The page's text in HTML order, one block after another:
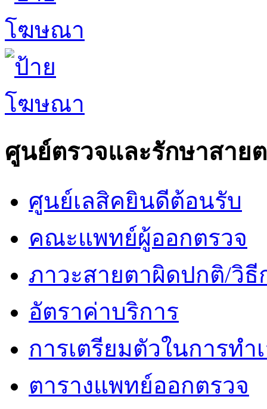
ศูนย์ตรวจและรักษาสาย
ศูนย์เลสิคยินดีต้อนรับ
คณะแพทย์ผู้ออกตรวจ
ภาวะสายตาผิดปกติ/วิธี
อัตราค่าบริการ
การเตรียมตัวในการทำ
ตารางแพทย์ออกตรวจ